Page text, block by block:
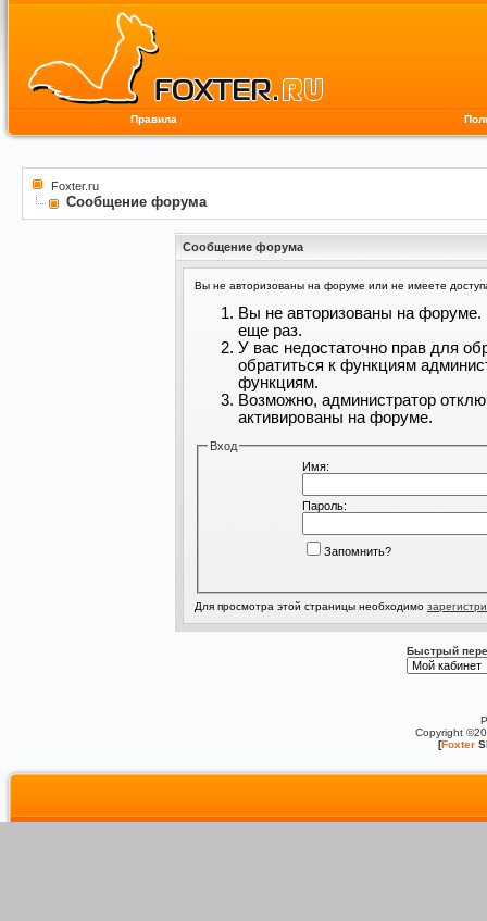
Правила
Foxter.ru
Сообщение форума
Сообщение форума
Вы не авторизованы на форуме или не имеете
Вы не авторизованы на форуме.
еще раз.
У вас недостаточно прав для
обратиться к функциям
функциям.
Возможно, администратор
активированы на форуме.
Вход
Имя:
Пароль:
Запомнить?
Для просмотра этой страницы необходимо
Быстрый
Copyright
[Foxter